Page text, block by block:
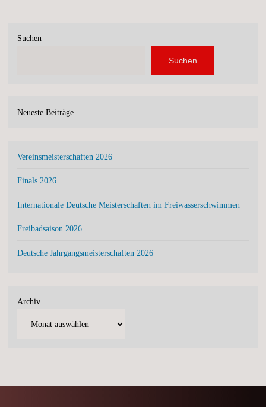
Suchen
Suchen
Neueste Beiträge
Vereinsmeisterschaften 2026
Finals 2026
Internationale Deutsche Meisterschaften im Freiwasserschwimmen
Freibadsaison 2026
Deutsche Jahrgangsmeisterschaften 2026
Archiv